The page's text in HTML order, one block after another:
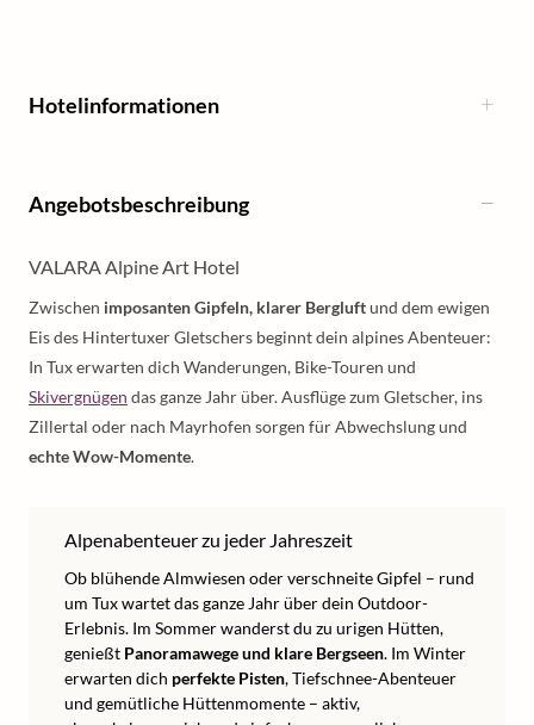
Hotelinformationen
Angebotsbeschreibung
VALARA Alpine Art Hotel
Zwischen imposanten Gipfeln, klarer Bergluftund dem ewigen
Eis des Hintertuxer Gletschers beginnt dein alpines Abenteuer:
In Tux erwarten dich Wanderungen, Bike-Touren und
Skivergnügen das ganze Jahr über. Ausflüge zum Gletscher, ins
Zillertal oder nach Mayrhofen sorgen für Abwechslung und
echte Wow-Momente.
Alpenabenteuer zu jeder Jahreszeit
Ob blühende Almwiesen oder verschneite Gipfel – rund
um Tux wartet das ganze Jahr über dein Outdoor-
Erlebnis. Im Sommer wanderst du zu urigen Hütten,
genießt Panoramawege und klare Bergseen. Im Winter
erwarten dich perfekte Pisten, Tiefschnee-Abenteuer
und gemütliche Hüttenmomente – aktiv,